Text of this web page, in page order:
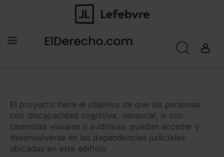
El proyecto tiene el objetivo de que las personas
con discapacidad cognitiva, sensorial, o con
carencias visuales o auditivas, puedan acceder y
desenvolverse en las dependencias judiciales
ubicadas en este edificio